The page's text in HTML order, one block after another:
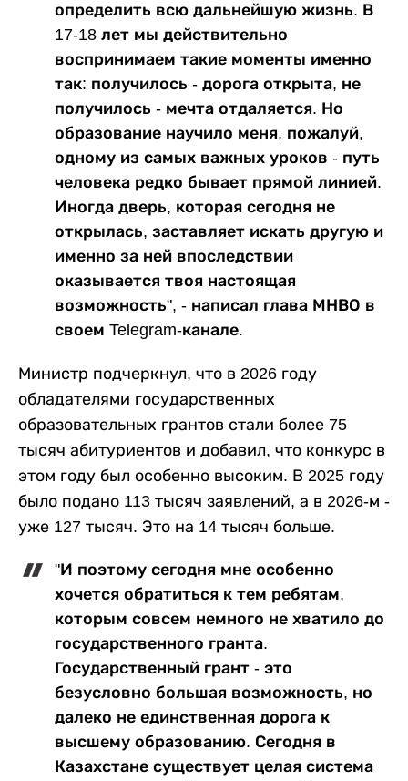
определить всю дальнейшую жизнь. В
17-18 лет мы действительно
воспринимаем такие моменты именно
так: получилось - дорога открыта, не
получилось - мечта отдаляется. Но
образование научило меня, пожалуй,
одному из самых важных уроков - путь
человека редко бывает прямой линией.
Иногда дверь, которая сегодня не
открылась, заставляет искать другую и
именно за ней впоследствии
оказывается твоя настоящая
возможность", - написал глава МНВО в
своем Telegram-канале.
Министр подчеркнул, что в 2026 году
обладателями государственных
образовательных грантов стали более 75
тысяч абитуриентов и добавил, что конкурс в
этом году был особенно высоким. В 2025 году
было подано 113 тысяч заявлений, а в 2026-м -
уже 127 тысяч. Это на 14 тысяч больше.
"И поэтому сегодня мне особенно
хочется обратиться к тем ребятам,
которым совсем немного не хватило до
государственного гранта.
Государственный грант - это
безусловно большая возможность, но
далеко не единственная дорога к
высшему образованию. Сегодня в
Казахстане существует целая система